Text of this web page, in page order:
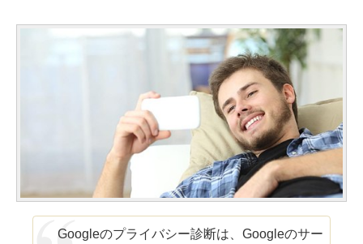
Googleのプライバシー診断は、Googleのサー